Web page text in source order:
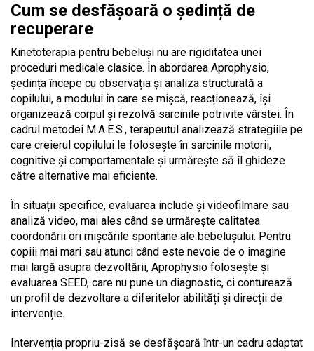
Cum se desfășoară o ședință de
recuperare
Kinetoterapia pentru bebeluși nu are rigiditatea unei
proceduri medicale clasice. În abordarea Aprophysio,
ședința începe cu observația și analiza structurată a
copilului, a modului în care se mișcă, reacționează, își
organizează corpul și rezolvă sarcinile potrivite vârstei. În
cadrul metodei M.A.E.S., terapeutul analizează strategiile pe
care creierul copilului le folosește în sarcinile motorii,
cognitive și comportamentale și urmărește să îl ghideze
către alternative mai eficiente.
În situații specifice, evaluarea include și videofilmare sau
analiză video, mai ales când se urmărește calitatea
coordonării ori mișcările spontane ale bebelușului. Pentru
copiii mai mari sau atunci când este nevoie de o imagine
mai largă asupra dezvoltării, Aprophysio folosește și
evaluarea SEED, care nu pune un diagnostic, ci conturează
un profil de dezvoltare a diferitelor abilități și direcții de
intervenție.
Intervenția propriu-zisă se desfășoară într-un cadru adaptat